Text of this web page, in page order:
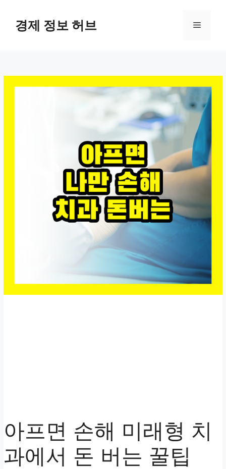
경제 정보 허브 메
아프면 손해 미래형 치
과에서 돈 버는 꿀팁